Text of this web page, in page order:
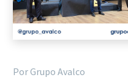
Por Grupo Avalco